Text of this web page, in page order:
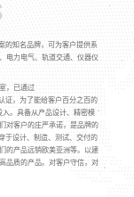
的知名品牌，可为客户提供系
电力电气、轨道交通、仪器仪
，已通过
证，为了能给客户百分之百的
。具备从产品设计、精密模
对客户的庄严承诺，是品牌的
于设计、制造、测试、交付的
的产品远销欧美亚洲等。以建
品质的产品。对客户守信，对